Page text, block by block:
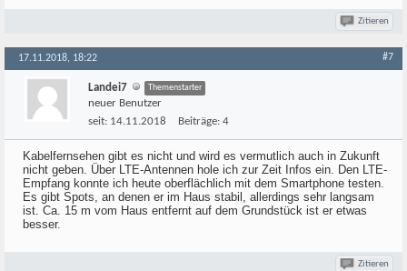
Zitieren
17.11.2018, 18:22 #7
Landei7 Themenstarter
neuer Benutzer
seit: 14.11.2018 Beiträge: 4
Kabelfernsehen gibt es nicht und wird es vermutlich auch in Zukunft
nicht geben. Über LTE-Antennen hole ich zur Zeit Infos ein. Den LTE-
Empfang konnte ich heute oberflächlich mit dem Smartphone testen.
Es gibt Spots, an denen er im Haus stabil, allerdings sehr langsam
ist. Ca. 15 m vom Haus entfernt auf dem Grundstück ist er etwas
besser.
Zitieren